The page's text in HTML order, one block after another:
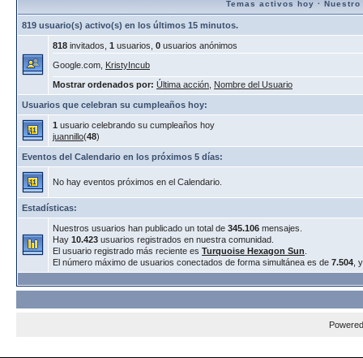
Temas activos hoy · Nuestro
819 usuario(s) activo(s) en los últimos 15 minutos.
818 invitados, 1 usuarios, 0 usuarios anónimos
Google.com, KristyIncub
Mostrar ordenados por: Última acción Nombre del Usuario
Usuarios que celebran su cumpleaños hoy:
1 usuario celebrando su cumpleaños hoy
juannillo(48)
Eventos del Calendario en los próximos 5 días:
No hay eventos próximos en el Calendario.
Estadísticas:
Nuestros usuarios han publicado un total de 345.106 mensajes.
Hay 10.423 usuarios registrados en nuestra comunidad.
El usuario registrado más reciente es Turquoise Hexagon Sun
El número máximo de usuarios conectados de forma simultánea es de 7.504 ,